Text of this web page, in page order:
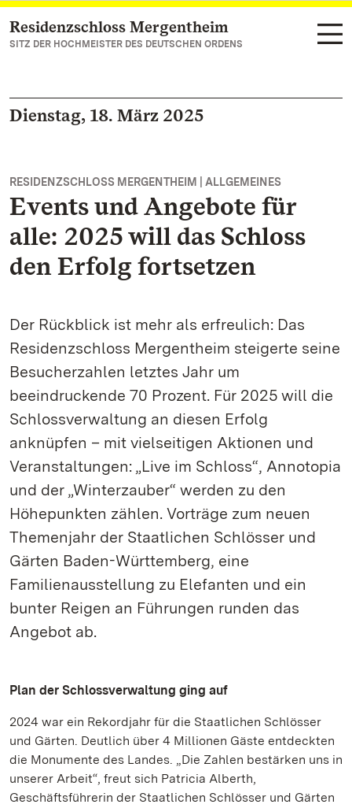
Zum Hauptinhalt springen
Residenzschloss Mergentheim
SITZ DER HOCHMEISTER DES DEUTSCHEN ORDENS
Dienstag, 18. März 2025
RESIDENZSCHLOSS MERGENTHEIM | ALLGEMEINES
Events und Angebote für
alle: 2025 will das Schloss
den Erfolg fortsetzen
Der Rückblick ist mehr als erfreulich: Das
Residenzschloss Mergentheim steigerte seine
Besucherzahlen letztes Jahr um
beeindruckende 70 Prozent. Für 2025 will die
Schlossverwaltung an diesen Erfolg
anknüpfen – mit vielseitigen Aktionen und
Veranstaltungen: „Live im Schloss“, Annotopia
und der „Winterzauber“ werden zu den
Höhepunkten zählen. Vorträge zum neuen
Themenjahr der Staatlichen Schlösser und
Gärten Baden-Württemberg, eine
Familienausstellung zu Elefanten und ein
bunter Reigen an Führungen runden das
Angebot ab.
Plan der Schlossverwaltung ging auf
2024 war ein Rekordjahr für die Staatlichen Schlösser
und Gärten. Deutlich über 4 Millionen Gäste entdeckten
die Monumente des Landes. „Die Zahlen bestärken uns in
unserer Arbeit“, freut sich Patricia Alberth,
Geschäftsführerin der Staatlichen Schlösser und Gärten